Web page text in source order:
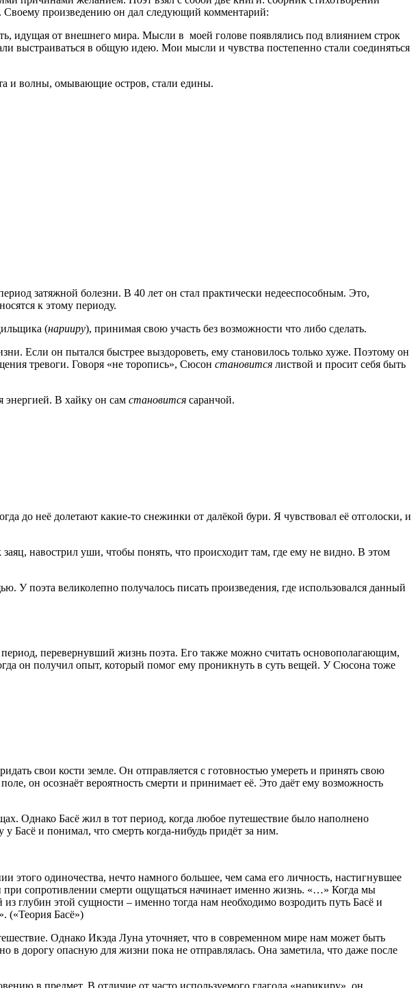
Своему произведению он дал следующий комментарий:
идущая от внешнего мира. Мысли в моей голове появлялись под влиянием строк
выстраиваться в общую идею. Мои мысли и чувства постепенно стали соединяться
и волны, омывающие остров, стали едины.
затяжной болезни. В 40 лет он стал практически недееспособным. Это,
к этому периоду.
(нарииру), принимая свою участь без возможности что либо сделать.
Если он пытался быстрее выздороветь, ему становилось только хуже. Поэтому он
тревоги. Говоря «не торопись», Сюсон становится листвой и просит себя быть
энергией. В хайку он сам становится саранчой.
до неё долетают какие-то снежинки от далёкой бури. Я чувствовал её отголоски, и
навострил уши, чтобы понять, что происходит там, где ему не видно. В этом
поэта великолепно получалось писать произведения, где использовался данный
перевернувший жизнь поэта. Его также можно считать основополагающим,
он получил опыт, который помог ему проникнуть в суть вещей. У Сюсона тоже
свои кости земле. Он отправляется с готовностью умереть и принять свою
он осознаёт вероятность смерти и принимает её. Это даёт ему возможность
Однако Басё жил в тот период, когда любое путешествие было наполнено
Басё и понимал, что смерть когда-нибудь придёт за ним.
этого одиночества, нечто намного большее, чем сама его личность, настигнувшее
при сопротивлении смерти ощущаться начинает именно жизнь. «…» Когда мы
глубин этой сущности – именно тогда нам необходимо возродить путь Басё и
(«Теория Басё»)
Однако Икэда Луна уточняет, что в современном мире нам может быть
в дорогу опасную для жизни пока не отправлялась. Она заметила, что даже после